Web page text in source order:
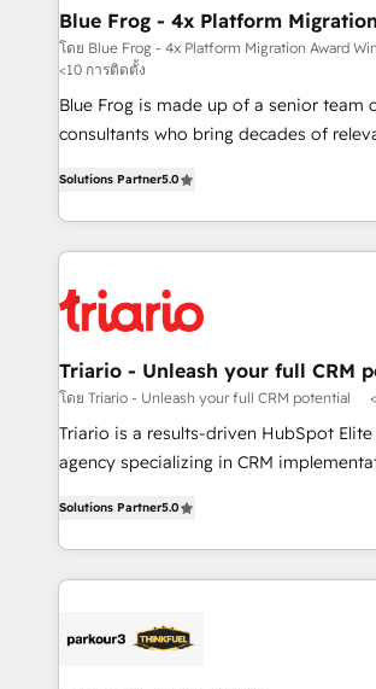
dedicated to HubSpot and with an
team (50+), we work with reputable
B2B sectors such as manufacturing,
business services. We prepare a
business case that demonstrates the
detailed financial rationale with a focus
TCO. As a trusted extension of your team, we
believe in the power of partnership.
business up for long-term success.
business. If not now, when?
Blue Frog - 4x Platform
Winner
โดย Blue Frog - 4x Platform Migration Award
<10 การติดตั้ง
Blue Frog is made up of a senior team
consultants who bring decades of
Frog is a top, trusted partner in
ecosystem for a reason. Their team
decade of experience to the table,
for driving growth. They are committed
our customers grow and finding
their unique business needs. We are
Blue Frog in the HubSpot ecosystem
way for customers!" - Yamini Rangan, CEO of
of experience and quality of skilled staff
them a trusted reputation within the
Program, HubSpot.
Solutions Partner5.0
Triario - Unleash your full CRM
โดย Triario - Unleash your full CRM potential
Triario is a results-driven HubSpot Elite
agency specializing in CRM
Integrations, Custom AI agents and AI-
Design With over 15 years of experience, we help
companies bridge the gap between
data hygiene, and tailored HubSpot
Solutions Partner5.0